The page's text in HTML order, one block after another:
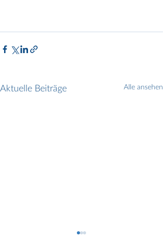
Aktuelle Beiträge Alle ansehen